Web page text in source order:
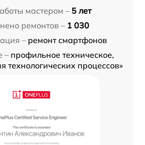
мастером – 5 лет
ремонтов – 1 030
– ремонт смартфонов
– профильное техническое,
технологических процессов»